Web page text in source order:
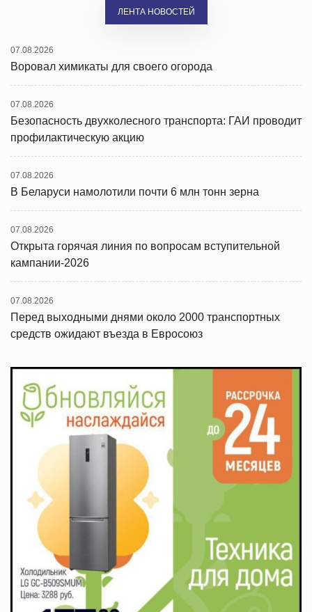
ЛЕНТА НОВОСТЕЙ
07.08.2026
Воровал химикаты для своего огорода
07.08.2026
Безопасность двухколесного транспорта: ГАИ проводит
профилактическую акцию
07.08.2026
В Беларуси намолотили почти 6 млн тонн зерна
07.08.2026
Открыта горячая линия по вопросам вступительной
кампании-2026
07.08.2026
Перед выходными днями около 2000 транспортных
средств ожидают въезда в Евросоюз